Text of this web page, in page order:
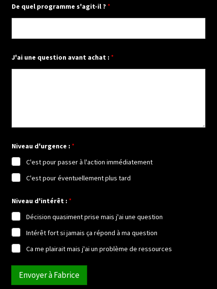
De quel programme s'agit-il ? *
J'ai une question avant achat : *
Niveau d'urgence : *
C'est pour passer à l'action immédiatement
C'est pour éventuellement plus tard
'
u
r
g
e
n
c
:
'
Niveau d'intérêt : *
Décision quasiment prise mais j'ai une question
Intérêt fort si jamais ça répond à ma question
Ca me plairait mais j'ai un problème de ressources
Envoyer à Fabrice